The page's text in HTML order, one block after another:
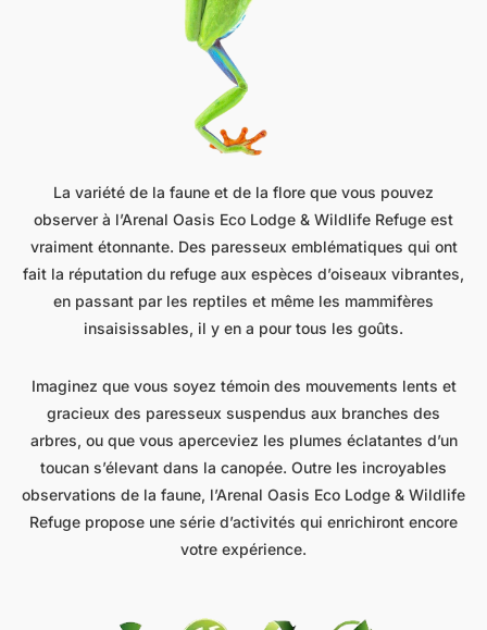
La variété de la faune et de la flore que vous pouvez
observer à l’Arenal Oasis Eco Lodge & Wildlife Refuge est
vraiment étonnante. Des paresseux emblématiques qui ont
fait la réputation du refuge aux espèces d’oiseaux vibrantes,
en passant par les reptiles et même les mammifères
insaisissables, il y en a pour tous les goûts.
Imaginez que vous soyez témoin des mouvements lents et
gracieux des paresseux suspendus aux branches des
arbres, ou que vous aperceviez les plumes éclatantes d’un
toucan s’élevant dans la canopée. Outre les incroyables
observations de la faune, l’Arenal Oasis Eco Lodge & Wildlife
Refuge propose une série d’activités qui enrichiront encore
votre expérience.